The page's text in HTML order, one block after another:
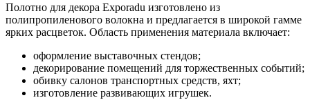
Полотно для декора Exporadu изготовлено из
полипропиленового волокна и предлагается в широкой гамме
ярких расцветок. Область применения материала включает:
оформление выставочных стендов;
декорирование помещений для торжественных событий;
обивку салонов транспортных средств, яхт;
изготовление развивающих игрушек.